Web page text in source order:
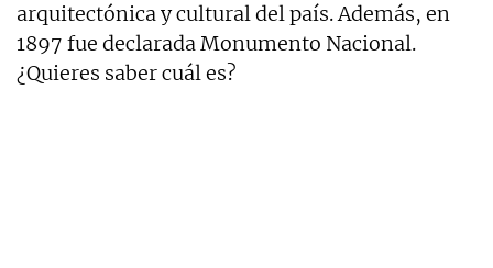
arquitectónica y cultural del país. Además, en
1897 fue declarada Monumento Nacional.
¿Quieres saber cuál es?